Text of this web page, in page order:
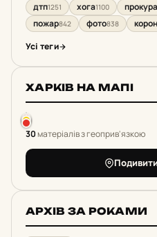
дтп1251 хога1100
пожар842 фото838
Усі теги
ХАРКІВ НА МАПІ
30матеріалів з геоприв'язкою
АРХІВ ЗА РОКАМИ